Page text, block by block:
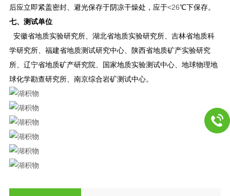
后应立即紧盖密封、避光保存于阴凉干燥处，应于<26℃下保存。
七、测试单位
安徽省地质实验研究所、湖北省地质实验研究所、吉林省地质科
学研究所、福建省地质测试研究中心、陕西省地质矿产实验研究
所、辽宁省地质矿产研究院、国家地质实验测试中心、地球物理地
球化学勘查研究所、南京综合岩矿测试中心。